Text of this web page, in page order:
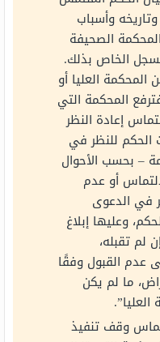
وأسباب
الصحيفة
الخاص بذلك.
العليا أو
المحكمة التي
إعادة النظر
الحكم للنظر في
– بحسب الأحوال
أو عدم
في الدعوى
وعليها إبلاغ
لم تقبله،
عدم القبول وفقًا
ما لم يكن
وقف تنفيذ